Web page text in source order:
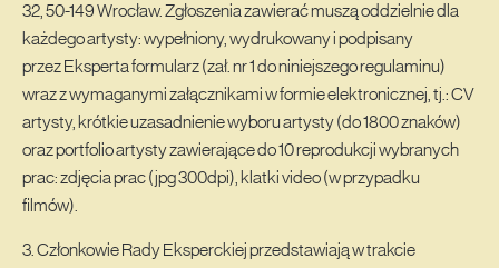
32, 50-149 Wrocław. Zgłoszenia zawierać muszą oddzielnie dla
każdego artysty: wypełniony, wydrukowany i podpisany
przez Eksperta formularz (zał. nr 1 do niniejszego regulaminu)
wraz z wymaganymi załącznikami w formie elektronicznej, tj.: CV
artysty, krótkie uzasadnienie wyboru artysty (do 1800 znaków)
oraz portfolio artysty zawierające do 10 reprodukcji wybranych
prac: zdjęcia prac (jpg 300dpi), klatki video (w przypadku
filmów).
3. Członkowie Rady Eksperckiej przedstawiają w trakcie